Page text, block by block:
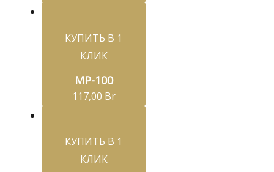
КУПИТЬ В 1
КЛИК
MP-100
117,00 Br
КУПИТЬ В 1
КЛИК